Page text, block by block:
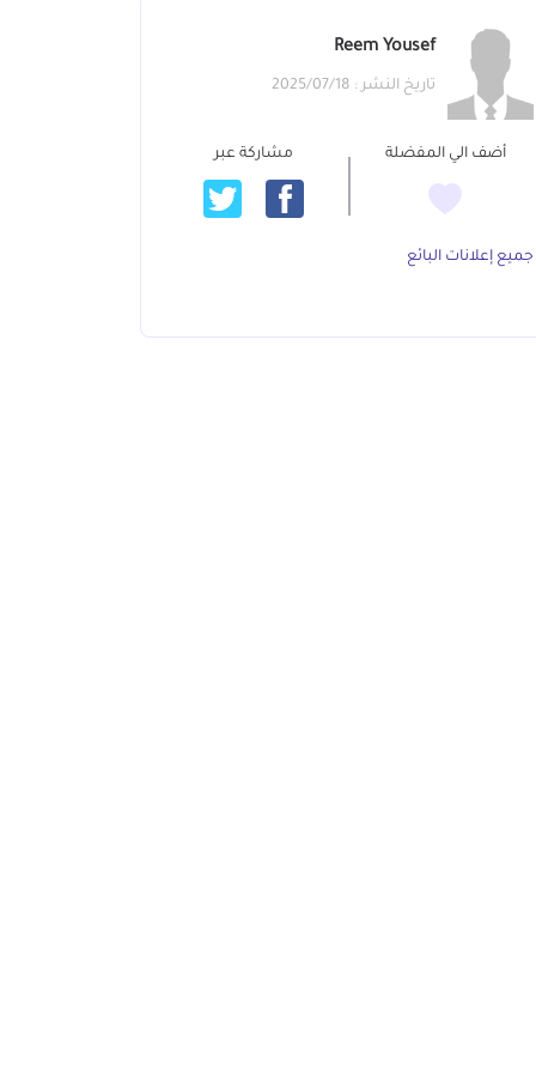
Reem Yousef
تاريخ النشر : 2025/07/18
أضف الي المفضلة مشاركة عبر
جميع إعلانات البائع